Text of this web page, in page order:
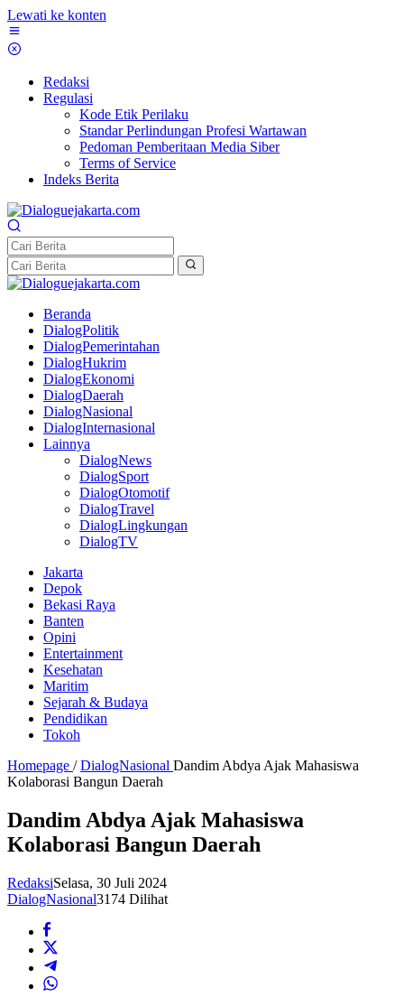
Lewati ke konten
Redaksi
Regulasi
Kode Etik Perilaku
Standar Perlindungan Profesi Wartawan
Pedoman Pemberitaan Media Siber
Terms of Service
Indeks Berita
Beranda
DialogPolitik
DialogPemerintahan
DialogHukrim
DialogEkonomi
DialogDaerah
DialogNasional
DialogInternasional
Lainnya
DialogNews
DialogSport
DialogOtomotif
DialogTravel
DialogLingkungan
DialogTV
Jakarta
Depok
Bekasi Raya
Banten
Opini
Entertainment
Kesehatan
Maritim
Sejarah & Budaya
Pendidikan
Tokoh
Homepage / DialogNasional Dandim Abdya Ajak Mahasiswa
Kolaborasi Bangun Daerah
Dandim Abdya Ajak Mahasiswa
Kolaborasi Bangun Daerah
RedaksiSelasa, 30 Juli 2024
DialogNasional3174 Dilihat